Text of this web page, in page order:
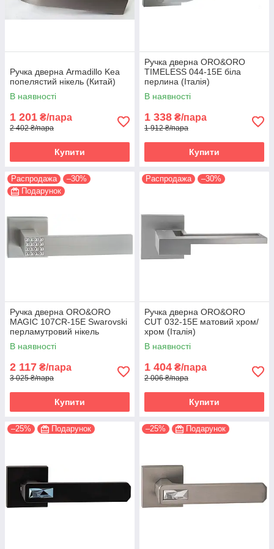
Ручка дверна Armadillo Kea
попелястий нікель (Китай)
В наявності
1 201 ₴/пара
2 402 ₴/пара
Купити
Ручка дверна ORO&ORO
TIMELESS 044-15E біла
перлина (Італія)
В наявності
1 338 ₴/пара
1 912 ₴/пара
Купити
Распродажа
–30%
Подарунок
Ручка дверна ORO&ORO
MAGIC 107СR-15E Swarovski
перламутровий нікель
(Італія)
В наявності
2 117 ₴/пара
3 025 ₴/пара
Купити
Распродажа –30%
Ручка дверна ORO&ORO
CUT 032-15E матовий хром/
хром (Італія)
В наявності
1 404 ₴/пара
2 006 ₴/пара
Купити
–25% Подарунок –25% Подарунок